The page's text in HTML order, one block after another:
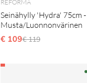
REFORMA
Seinähylly 'Hydra' 75cm -
Musta/Luonnonvärinen
€ 109Normaali hinta
€ 119